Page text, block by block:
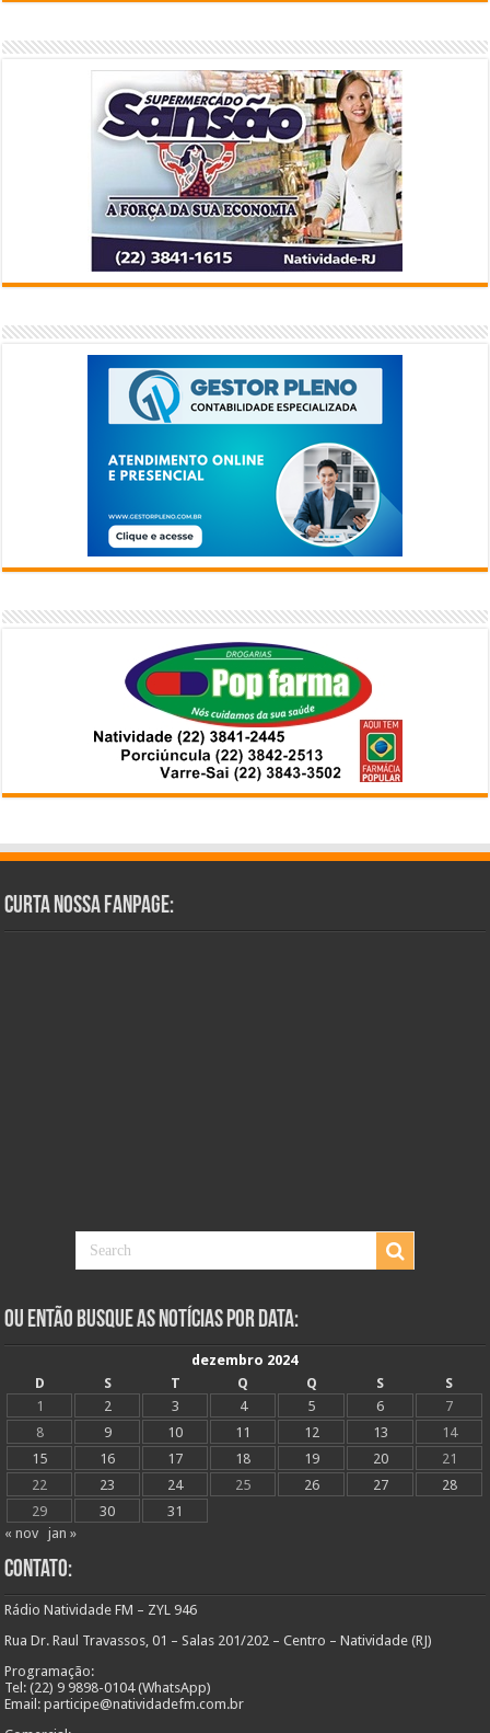
Curta Nossa Fanpage:
Ou Então Busque as Notícias Por Data:
dezembro 2024
D
S T Q Q S
S
1
2 3 4 5 6
7
8
9 10 11 12 13
14
15
16 17 18 19 20
21
22
23 24 25 26 27
28
29
30
31
« nov
jan »
Contato:
Rádio Natividade FM – ZYL 946
Rua Dr. Raul Travassos, 01 – Salas 201/202 – Centro – Natividade (RJ)
Programação:
Tel: (22) 9 9898-0104 (WhatsApp)
Email: participe@natividadefm.com.br